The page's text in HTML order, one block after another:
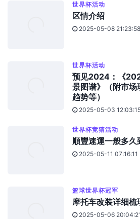
世界杯活动
区情介绍
2025-05-08 21:23:58
世界杯活动
预见2024：《
景图谱》（附市
趋势等）
2025-05-03
世界杯竞猜活动
順豐速運一般多久
2025-05-11 07:16:11
篮球世界杯冠军
摩托车改装详细
2025-05-06 20:04:21